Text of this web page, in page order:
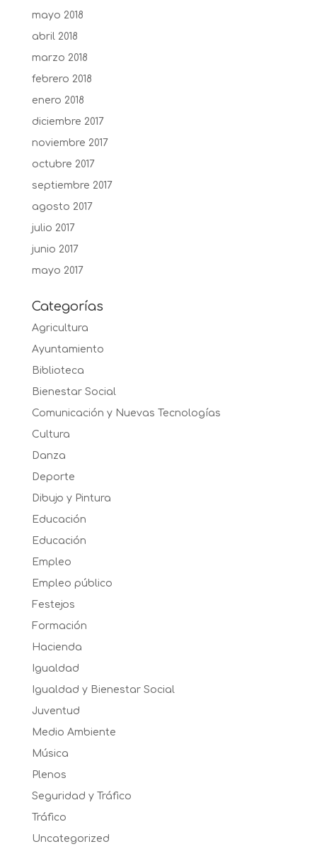
mayo 2018
abril 2018
marzo 2018
febrero 2018
enero 2018
diciembre 2017
noviembre 2017
octubre 2017
septiembre 2017
agosto 2017
julio 2017
junio 2017
mayo 2017
Categorías
Agricultura
Ayuntamiento
Biblioteca
Bienestar Social
Comunicación y Nuevas Tecnologías
Cultura
Danza
Deporte
Dibujo y Pintura
Educación
Educación
Empleo
Empleo público
Festejos
Formación
Hacienda
Igualdad
Igualdad y Bienestar Social
Juventud
Medio Ambiente
Música
Plenos
Seguridad y Tráfico
Tráfico
Uncategorized